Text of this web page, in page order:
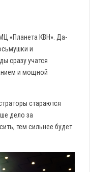
«Планета КВН». Да-
и
сразу учатся
и мощной
стараются
дело за
тем сильнее будет